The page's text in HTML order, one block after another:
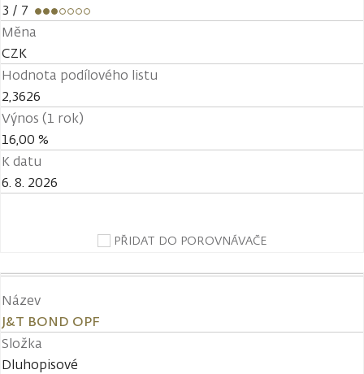
3 / 7
Měna
CZK
Hodnota podílového listu
2,3626
Výnos (1 rok)
16,00 %
K datu
6. 8. 2026
PŘIDAT DO POROVNÁVAČE
Název
J&T BOND OPF
Složka
Dluhopisové